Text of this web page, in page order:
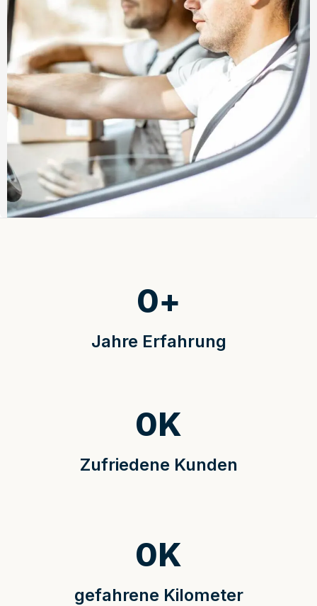
Jahre Erfahrung
0+
Zufriedene Kunden
0K
gefahrene Kilometer
0K